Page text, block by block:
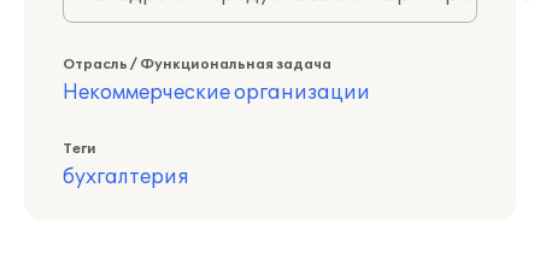
Отрасль / Функциональная задача
Некоммерческие организации
Теги
бухгалтерия